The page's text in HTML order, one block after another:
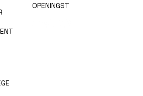
OPENINGST